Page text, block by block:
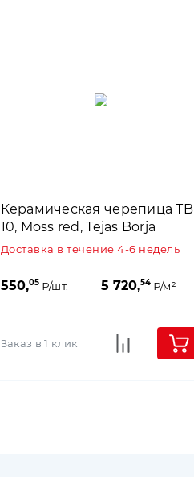
Керамическая черепица TB
10, Moss red, Tejas Borja
Доставка в течение 4-6 недель
550,05₽/шт. 5 720,54₽/м²
Заказ в 1 клик